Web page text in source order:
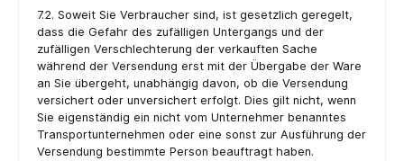
7.2. Soweit Sie Verbraucher sind, ist gesetzlich geregelt,
dass die Gefahr des zufälligen Untergangs und der
zufälligen Verschlechterung der verkauften Sache
während der Versendung erst mit der Übergabe der Ware
an Sie übergeht, unabhängig davon, ob die Versendung
versichert oder unversichert erfolgt. Dies gilt nicht, wenn
Sie eigenständig ein nicht vom Unternehmer benanntes
Transportunternehmen oder eine sonst zur Ausführung der
Versendung bestimmte Person beauftragt haben.